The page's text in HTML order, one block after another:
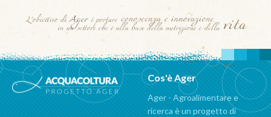
Cos'è Ager
Ager - Agroalimentare e
ricerca è un progetto di